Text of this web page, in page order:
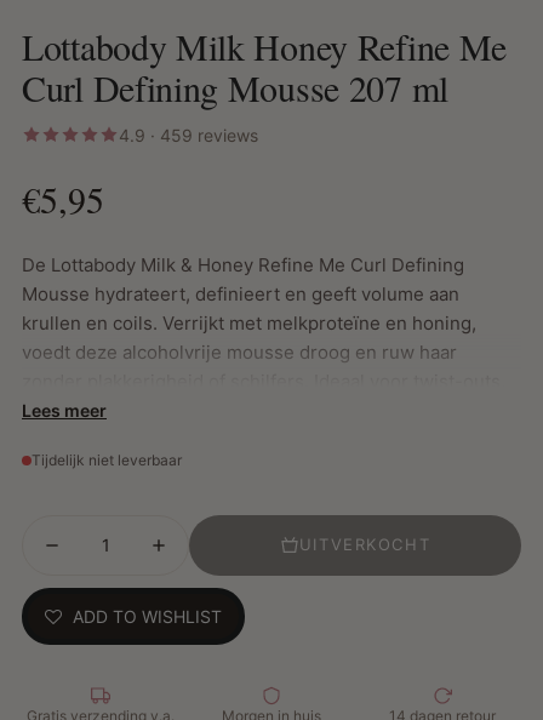
Lottabody Milk Honey Refine Me
Curl Defining Mousse 207 ml
4.9 · 459 reviews
€5,95
De Lottabody Milk & Honey Refine Me Curl Defining
Mousse hydrateert, definieert en geeft volume aan
krullen en coils. Verrijkt met melkproteïne en honing,
voedt deze alcoholvrije mousse droog en ruw haar
flexi rod-sets en wash & go’s.
Medium hold – Zorgt voor zachte, natuurlijke
Hydraterend & pluisvrij – Voedt droog haar en
voorkomt pluis
Voegt volume & glans toe – Geeft het haar een
Veelzijdig in gebruik – Perfect voor twist-outs, roller
Lees meer
Tijdelijk niet leverbaar
UITVERKOCHT
ADD TO WISHLIST
Gratis verzending v.a.
Morgen in huis 14 dagen retour